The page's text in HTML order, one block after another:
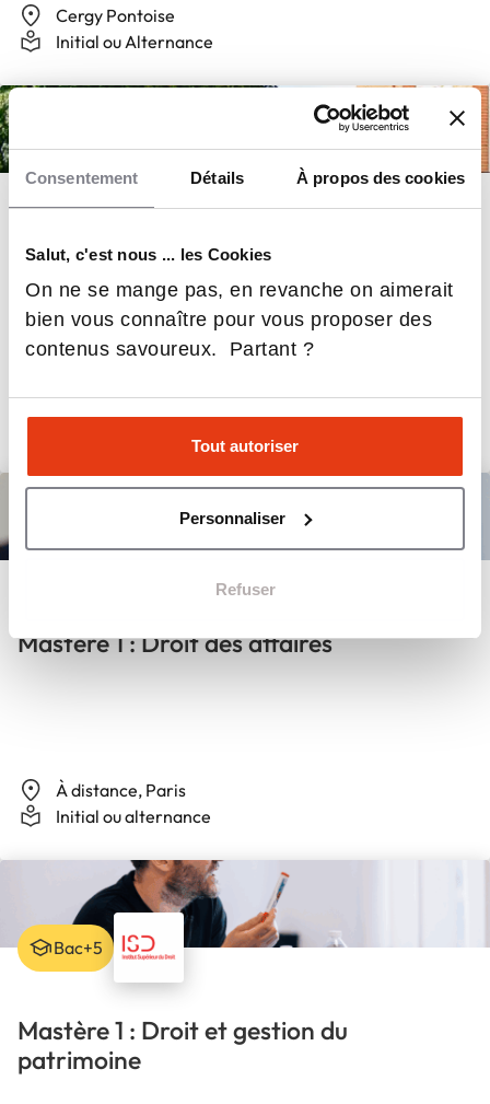
Consentement Détails À propos des cookies
Salut, c'est nous ... les Cookies
On ne se mange pas, en revanche on aimerait
bien vous connaître pour vous proposer des
contenus savoureux. Partant ?
Tout autoriser
Personnaliser
Refuser
Cergy Pontoise
Initial ou Alternance
Licence double diplôme Droit et Gestion
Toulouse
Bac+3, Licence
Mastère 1 : Droit des affaires
À distance, Paris
Initial ou alternance
Mastère 1 : Droit et gestion du
patrimoine
Bac+5